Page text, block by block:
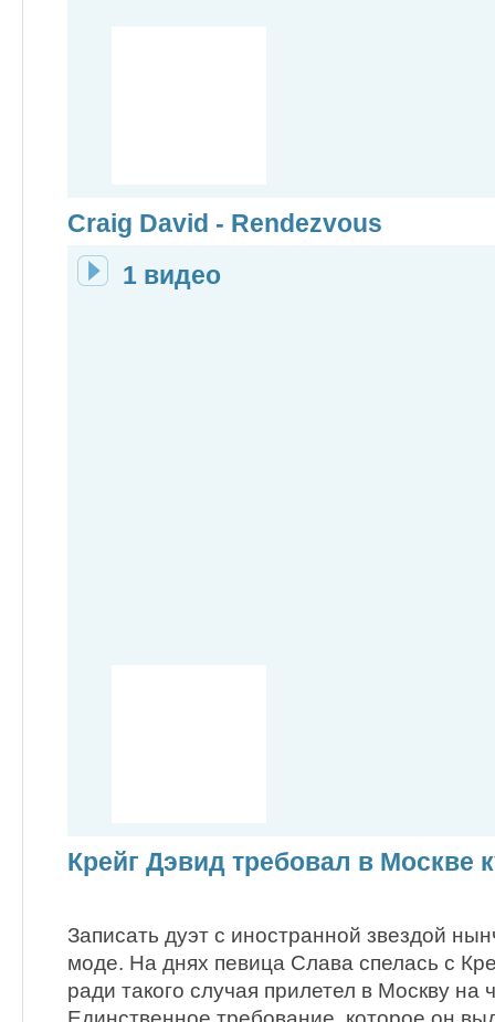
Craig David - Rendezvous
1 видео
Крейг Дэвид требовал в Москве
Записать дуэт с иностранной звездой
моде. На днях певица Слава спелась с
ради такого случая прилетел в Москву на